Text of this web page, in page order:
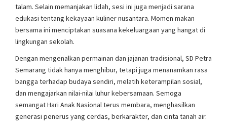
talam. Selain memanjakan lidah, sesi ini juga menjadi sarana
edukasi tentang kekayaan kuliner nusantara. Momen makan
bersama ini menciptakan suasana kekeluargaan yang hangat di
lingkungan sekolah.
Dengan mengenalkan permainan dan jajanan tradisional, SD Petra
Semarang tidak hanya menghibur, tetapi juga menanamkan rasa
bangga terhadap budaya sendiri, melatih keterampilan sosial,
dan mengajarkan nilai-nilai luhur kebersamaan. Semoga
semangat Hari Anak Nasional terus membara, menghasilkan
generasi penerus yang cerdas, berkarakter, dan cinta tanah air.